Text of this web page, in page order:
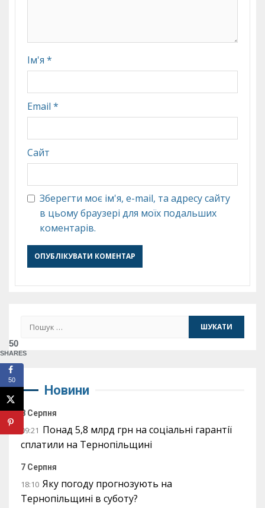
Ім'я *
Email *
Сайт
Зберегти моє ім'я, e-mail, та адресу сайту
в цьому браузері для моїх подальших
коментарів.
Пошук:
Новини
8 Серпня
09:21 Понад 5,8 млрд грн на соціальні гарантії
сплатили на Тернопільщині
7 Серпня
18:10 Яку погоду прогнозують на
Тернопільщині в суботу?
50
SHARES
50